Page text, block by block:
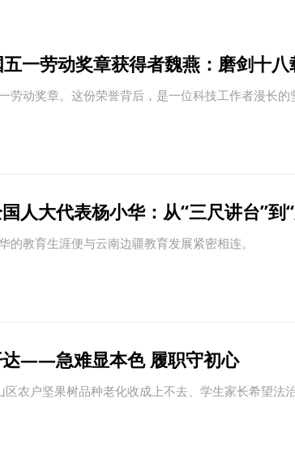
一劳动奖章获得者魏燕：磨剑十
劳动奖章。这份荣誉背后，是一位科技工作者漫长的
人大代表杨小华：从“三尺讲台”到
的教育生涯便与云南边疆教育发展紧密相连。
达——急难显本色 履职守初心
区农户坚果树品种老化收成上不去、学生家长希望法